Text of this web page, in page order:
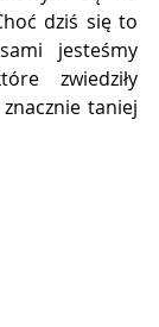
dziś się to
jesteśmy
zwiedziły
taniej